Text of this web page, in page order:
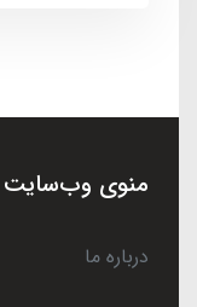
منوی وب‌سایت
درباره ما